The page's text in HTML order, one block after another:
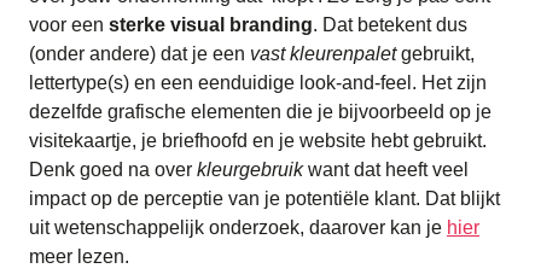
voor een sterke visual branding. Dat betekent dus
(onder andere) dat je een vast kleurenpaletgebruikt,
lettertype(s) en een eenduidige look-and-feel. Het zijn
dezelfde grafische elementen die je bijvoorbeeld op je
visitekaartje, je briefhoofd en je website hebt gebruikt.
Denk goed na over kleurgebruikwant dat heeft veel
impact op de perceptie van je potentiële klant. Dat blijkt
uit wetenschappelijk onderzoek, daarover kan je hier
meer lezen.